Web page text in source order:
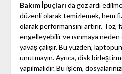
Bakım İpuçları da göz ardı
düzenli olarak temizlemek, hem
olarak performansını artırır. Toz,
engelleyebilir ve ısınmaya
yavaş çalışır. Bu yüzden,
unutmayın. Ayrıca, disk
yapılmalıdır. Bu işlem,